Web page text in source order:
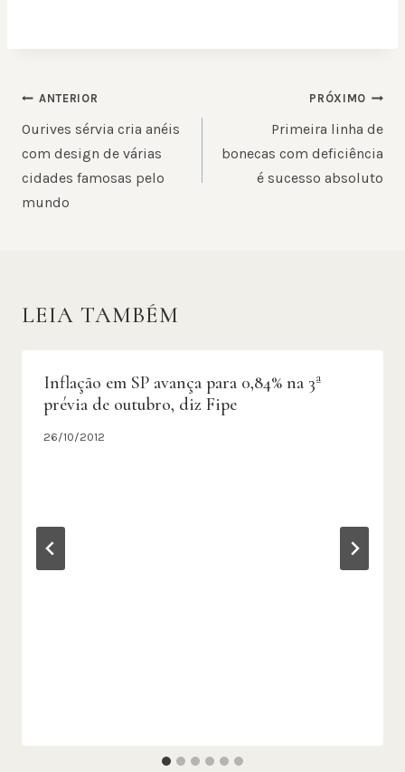
NAVEGAÇÃO
DE
POST
ANTERIOR
Ourives sérvia cria anéis
com design de várias
cidades famosas pelo
mundo
PRÓXIMO
Primeira linha de
bonecas com deficiência
é sucesso absoluto
LEIA TAMBÉM
Inflação em SP avança para 0,84% na 3ª
prévia de outubro, diz Fipe
26/10/2012